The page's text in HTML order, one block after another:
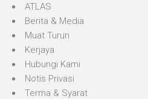
ATLAS
Berita & Media
Muat Turun
Kerjaya
Hubungi Kami
Notis Privasi
Terma & Syarat